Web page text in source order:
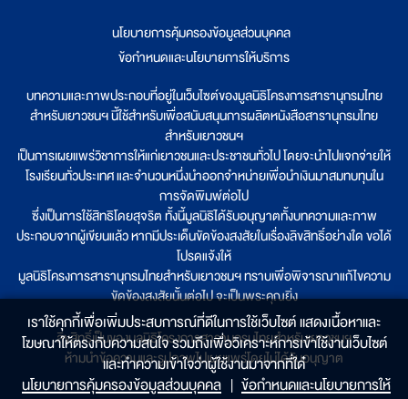
นโยบายการคุ้มครองข้อมูลส่วนบุคคล
ข้อกำหนดและนโยบายการให้บริการ
บทความและภาพประกอบที่อยู่ในเว็บไซต์ของมูลนิธิโครงการสารานุกรมไทย
สำหรับเยาวชนฯ นี้ใช้สำหรับเพื่อสนับสนุนการผลิตหนังสือสารานุกรมไทย
สำหรับเยาวชนฯ
เป็นการเผยแพร่วิชาการให้แก่เยาวชนและประชาชนทั่วไป โดยจะนำไปแจกจ่ายให้
โรงเรียนทั่วประเทศ และจำนวนหนึ่งนำออกจำหน่ายเพื่อนำเงินมาสมทบทุนใน
การจัดพิมพ์ต่อไป
ซึ่งเป็นการใช้สิทธิโดยสุจริต ทั้งนี้มูลนิธิได้รับอนุญาตทั้งบทความและภาพ
ประกอบจากผู้เขียนแล้ว หากมีประเด็นขัดข้องสงสัยในเรื่องลิขสิทธิ์อย่างใด ขอได้
โปรดแจ้งให้
มูลนิธิโครงการสารานุกรมไทยสำหรับเยาวชนฯ ทราบเพื่อพิจารณาแก้ไขความ
ขัดข้องสงสัยนั้นต่อไป จะเป็นพระคุณยิ่ง
ลิขสิทธิ์เป็นของมูลนิธิโครงการสารานุกรมไทยสำหรับเยาวชนฯ
ห้ามนำข้อความและรูปภาพไปเผยแพร่โดยไม่ได้รับอนุญาต
เราใช้คุกกี้เพื่อเพิ่มประสบการณ์ที่ดีในการใช้เว็บไซต์ แสดงเนื้อหาและ
โฆษณาให้ตรงกับความสนใจ รวมถึงเพื่อวิเคราะห์การเข้าใช้งานเว็บไซต์
และทำความเข้าใจว่าผู้ใช้งานมาจากที่ใด๋
นโยบายการคุ้มครองข้อมูลส่วนบุคคล | ข้อกำหนดและนโยบายการให้